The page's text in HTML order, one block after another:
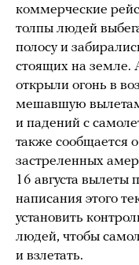
коммерческие
толпы людей
полосу и
стоящих на земле.
открыли огонь в
мешавшую
и падений с
также сообщается
застреленных
16 августа
написания этого
установить
людей, чтобы
и взлетать.